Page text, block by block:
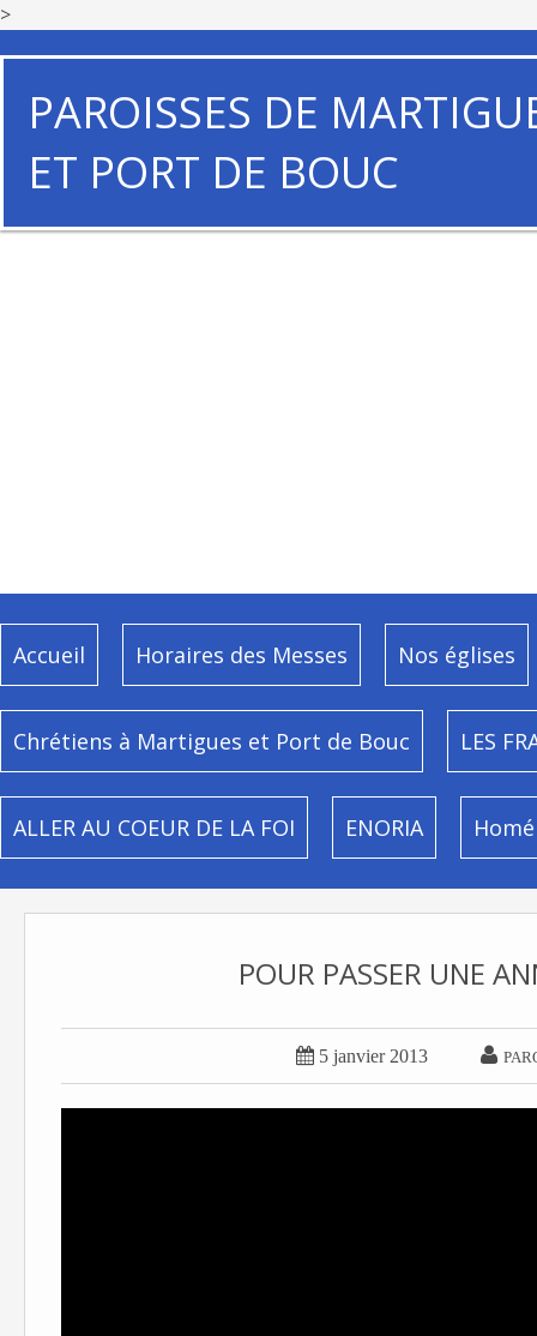
>
PAROISSES DE
ET PORT DE BOUC
Accueil Horaires des Messes Nos églises
Chrétiens à Martigues et Port de Bouc LES
ALLER AU COEUR DE LA FOI ENORIA
POUR PASSER UNE
 5 janvier 2013 